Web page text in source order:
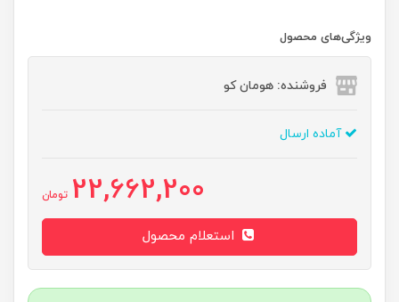
ویژگی‌های محصول
فروشنده: هومان کو
آماده ارسال
22,662,200 تومان